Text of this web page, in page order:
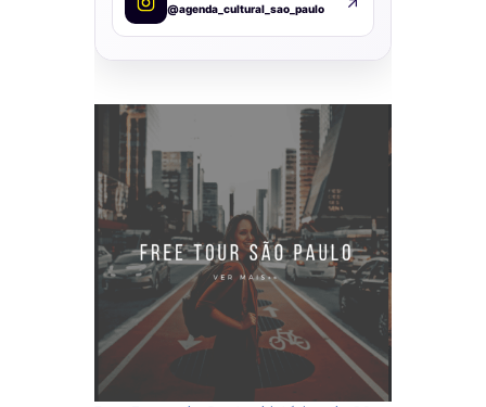
@agenda_cultural_sao_paulo